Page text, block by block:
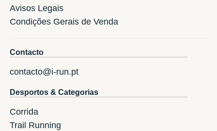
Avisos Legais
Condições Gerais de Venda
Contacto
contacto@i-run.pt
Desportos & Categorias
Corrida
Trail Running